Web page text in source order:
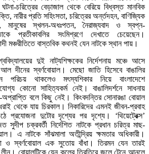
ঘটনা-চরিত্রের বেড়াজাল থেকে বেরিয়ে বিধ্বস্ত মানবিক
নারীর প্রতি সহিংসতা, চরিত্রের অর্ন্তদহন, বাণিজ্যিক
মানুষের স্খলন-অধঃপতন, নৈরাজ্যবাদ ও স্বপ্ন-
প্রতীকাবলির সংমিশ্রণে দেখাতে চেয়েছেন।
মঞ্চরীতিতে বাস্তবিক কথনই যেন নাটকে স্থান পায়।
দুই নাট্যশিক্ষকের নির্দেশনায় মঞ্চে আসে
দীনের স্বর্ণবোয়াল। মেছো জাতি হিসেবে বাঙালির
পরিচয় থাকলেও মৎস্যশিকার নিয়ে বাংলাদেশে
কোনো সাহিত্যকর্ম নেই। বাঙালিদর্শনে সাধনায়
অপ্রাপ্তি বলে কিছু নেই। কিংবদন্তির সোনারঙা বোয়াল
থেকে যায় চিরকাল। নিকারিদের এমনই জীবন-প্রবাহ
প্রযোজনা দুটোর দৃশ্যের পর দৃশ্যে। ‘থিয়েট্রেক্স’
সুদীপ চক্রবর্তী নির্দেশিত নাটকে প্রধান চরিত্র মাছ-
এ নাটকে সাঁঝমালা অতীন্দ্রিয় ক্ষমতার অধিকারী।
ও স্বর্ণবোয়াল এক সুতোয় বাঁধা। তিরমন যেন তারই